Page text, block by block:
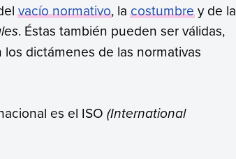
vacío normativo, lacostumbrey de la
. Éstas también pueden ser válidas,
dictámenes de las normativas
es el ISO (International